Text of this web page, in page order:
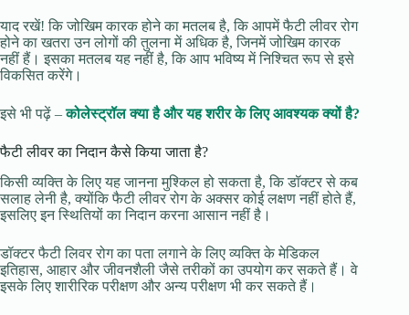
याद रखें! कि जोखिम कारक होने का मतलब है, कि आपमें फैटी लीवर रोग
होने का खतरा उन लोगों की तुलना में अधिक है, जिनमें जोखिम कारक
नहीं हैं। इसका मतलब यह नहीं है, कि आप भविष्य में निश्चित रूप से इसे
विकसित करेंगे।
इसे भी पढ़ें –कोलेस्ट्रॉल क्या है और यह शरीर के लिए आवश्यक क्यों है?
फैटी लीवर का निदान कैसे किया जाता है?
किसी व्यक्ति के लिए यह जानना मुश्किल हो सकता है, कि डॉक्टर से कब
सलाह लेनी है, क्योंकि फैटी लीवर रोग के अक्सर कोई लक्षण नहीं होते हैं,
इसलिए इन स्थितियों का निदान करना आसान नहीं है।
डॉक्टर फैटी लिवर रोग का पता लगाने के लिए व्यक्ति के मेडिकल
इतिहास, आहार और जीवनशैली जैसे तरीकों का उपयोग कर सकते हैं। वे
इसके लिए शारीरिक परीक्षण और अन्य परीक्षण भी कर सकते हैं।